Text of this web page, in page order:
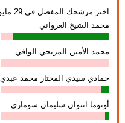
اختر مرشحك المفضل في 29 مايو
محمد الشيخ الغزواني
محمد الأمين المرتجي الوافي
حمادي سيدي المختار محمد عبدي
أوتوما انتوان سلیمان سوماري